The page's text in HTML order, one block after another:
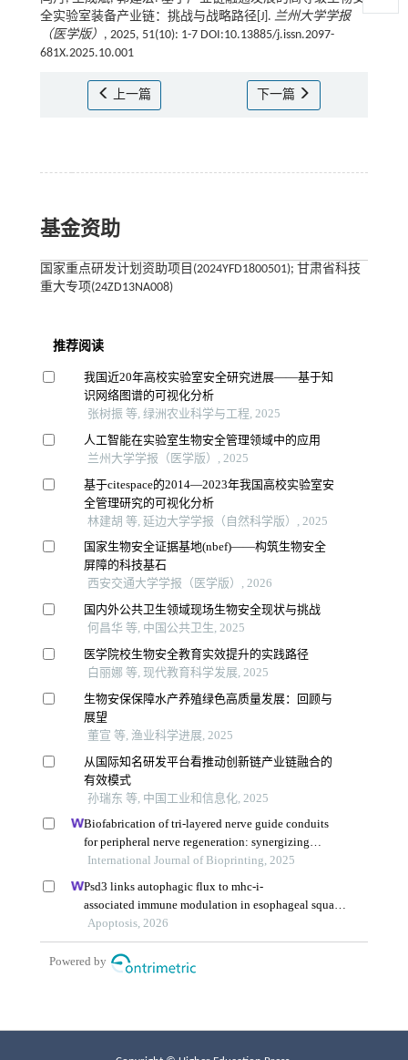
全实验室装备产业链：挑战与战略路径[J]. 兰州大学学报
（医学版） , 2025, 51(10): 1-7 DOI:10.13885/j.issn.2097-
681X.2025.10.001
上一篇 下一篇
基金资助
国家重点研发计划资助项目(2024YFD1800501); 甘肃省科技
重大专项(24ZD13NA008)